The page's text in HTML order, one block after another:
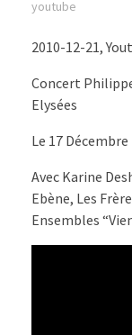
youtube
2010-12-21,
Concert
Elysées
Le 17 Décembre
Avec Karine
Ebène, Les
Ensembles